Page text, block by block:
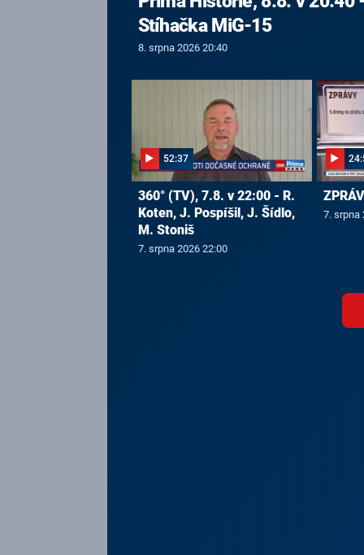
Stíhačka MiG-15
8. srpna 2026 20:40
52:37
360° (TV), 7.8. v 22:00 - R.
Koten, J. Pospíšil, J. Šídlo,
M. Stoniš
7. srpna 2026 22:00
7. srpna